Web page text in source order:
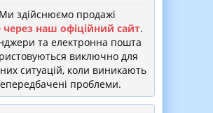
Ми здійснюємо продажі
наш офіційний сайт.
та електронна пошта
виключно для
ситуацій, коли виникають
проблеми.